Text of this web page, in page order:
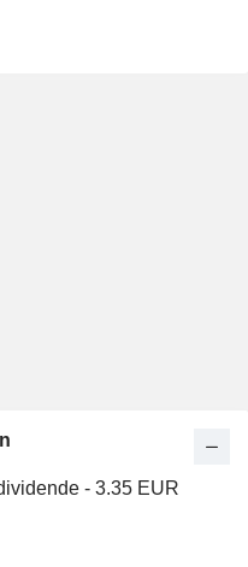
- 3.35 EUR